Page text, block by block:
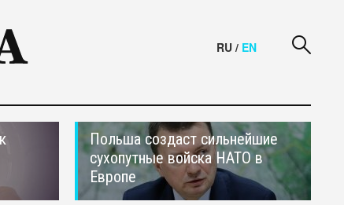
RU / EN
Польша создаст сильнейшие
сухопутные войска НАТО в
Европе